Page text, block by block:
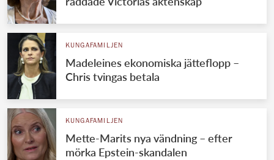
KUNGAFAMILJEN
Madeleines ekonomiska jätteflopp –
Chris tvingas betala
KUNGAFAMILJEN
Mette-Marits nya vändning – efter
mörka Epstein-skandalen